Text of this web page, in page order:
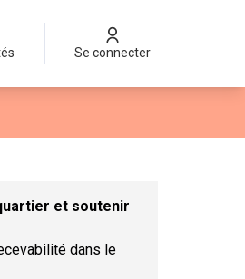
Se connecter
et soutenir
dans le